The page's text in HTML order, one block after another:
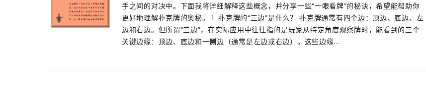
手之间的对决中。下面我将详细解释这些概念，并分享一些“一眼看牌”的秘诀，希望能帮助你
更好地理解扑克牌的奥秘。 1. 扑克牌的“三边”是什么？ 扑克牌通常有四个边：顶边、底边、左
边和右边。但所谓“三边”，在实际应用中往往指的是玩家从特定角度观察牌时，能看到的三个
关键边缘：顶边、底边和一侧边（通常是左边或右边）。这些边缘...